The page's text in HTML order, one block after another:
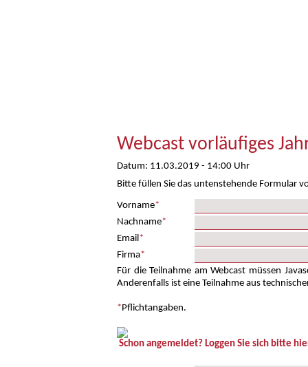
Webcast vorläufiges
Datum: 11.03.2019 - 14:00 Uhr
Bitte füllen Sie das untenstehende Formular
Vorname*
Nachname*
Email*
Firma*
Für die Teilnahme am Webcast müssen
Anderenfalls ist eine Teilnahme aus
*Pflichtangaben.
Schon angemeldet? Loggen Sie sich bitte